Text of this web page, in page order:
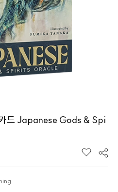
드 Japanese Gods & Spi